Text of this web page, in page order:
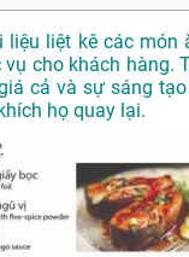
liệt kê các món
cho khách hàng.
cả và sự sáng
họ quay lại.